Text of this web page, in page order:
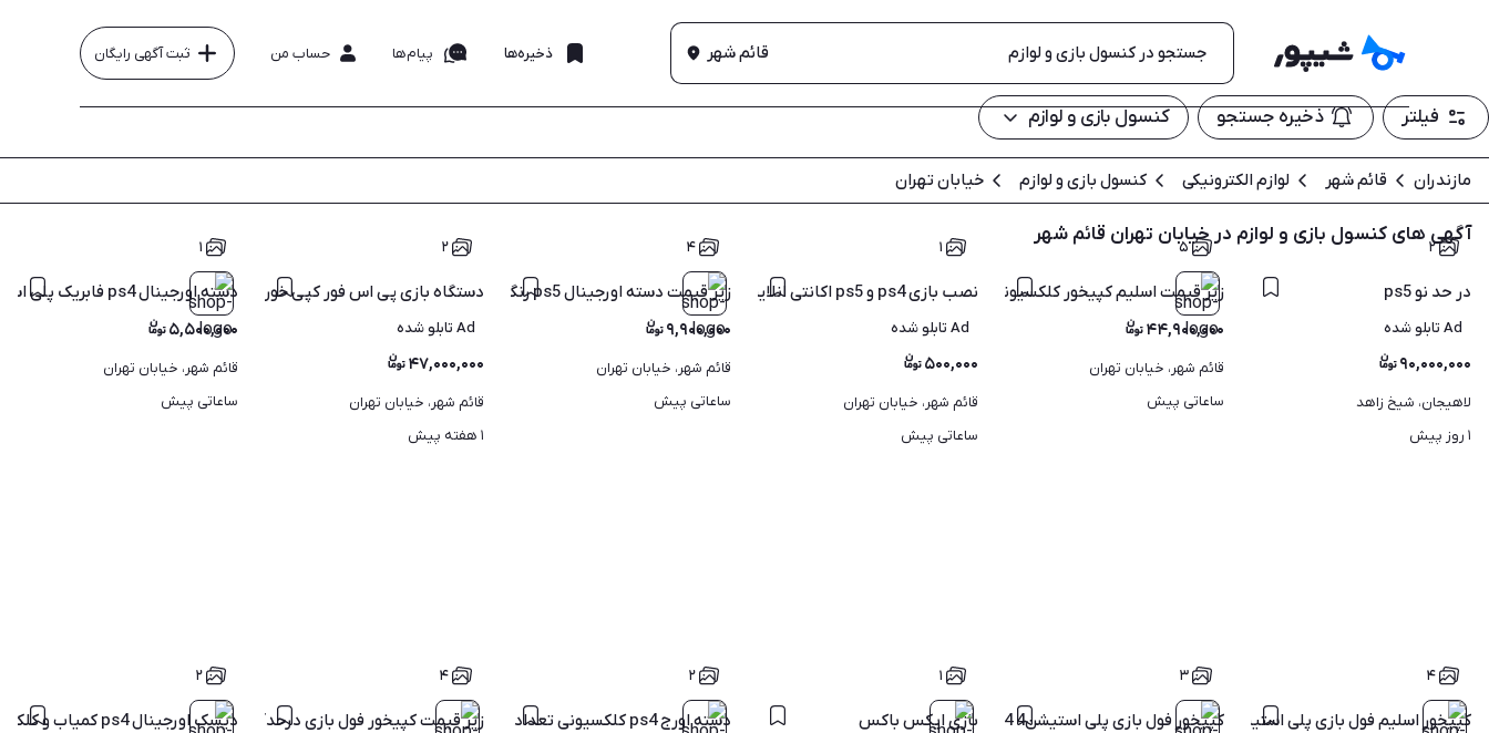
قائم شهر ذخیره‌ها پیام‌ها حساب من ثبت آگهی رایگان
فیلتر ذخیره جستجو کنسول بازی و لوازم
مازندران قائم شهر لوازم الکترونیکی کنسول بازی و لوازم خیابان تهران
آگهی های کنسول بازی و لوازم در خیابان تهران قائم شهر
۲
در حد نو ps5
Ad تابلو شده
۹۰,۰۰۰,۰۰۰
لاهیجان، شیخ زاهد
۱ روز پیش
۵
زیر قیمت اسلیم کپیخور کلکسیونی فول بازی
۴۴,۹۰۰,۰۰۰
قائم شهر، خیابان تهران
ساعاتی پیش
۱
نصب بازی ps4 و ps5 اکانتی انلاین افلاین کپی خور
Ad تابلو شده
۵۰۰,۰۰۰
قائم شهر، خیابان تهران
ساعاتی پیش
۴
زیر قیمت دسته اورجینال ps5 رنگ خاص مشکی درحدآک
۹,۹۰۰,۰۰۰
قائم شهر، خیابان تهران
ساعاتی پیش
۲
دستگاه بازی پی اس فور کپی خور اسلیمps4 slim 1tra
Ad تابلو شده
۴۷,۰۰۰,۰۰۰
قائم شهر، خیابان تهران
۱ هفته پیش
۱
دسته اورجینال ps4 فابریک پلی استیشن4
۵,۵۰۰,۰۰۰
قائم شهر، خیابان تهران
ساعاتی پیش
۴
کپیخور اسلیم فول بازی پلی استیشن4 ps4
۳
کپیخور فول بازی پلی استیشن4 ps4 پلمپ
۱
بازی ایکس باکس
۲
دسته اورج ps4 کلکسیونی تعداد موجود
۴
زیر قیمت کپیخور فول بازی درحدآک ps4 پلی4
۲
دیسک اورجینال ps4 کمیاب و کلکسیونی